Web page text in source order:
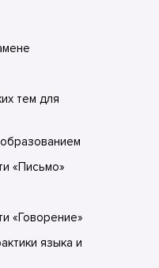
тем для
«Письмо»
«Говорение»
языка и